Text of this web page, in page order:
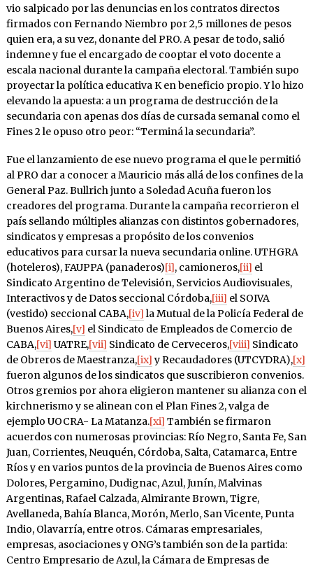
vio salpicado por las denuncias en los contratos directos
firmados con Fernando Niembro por 2,5 millones de pesos
quien era, a su vez, donante del PRO. A pesar de todo, salió
indemne y fue el encargado de cooptar el voto docente a
escala nacional durante la campaña electoral. También supo
proyectar la política educativa K en beneficio propio. Y lo hizo
elevando la apuesta: a un programa de destrucción de la
secundaria con apenas dos días de cursada semanal como el
Fines 2 le opuso otro peor: “Terminá la secundaria”.
Fue el lanzamiento de ese nuevo programa el que le permitió
al PRO dar a conocer a Mauricio más allá de los confines de la
General Paz. Bullrich junto a Soledad Acuña fueron los
creadores del programa. Durante la campaña recorrieron el
país sellando múltiples alianzas con distintos gobernadores,
sindicatos y empresas a propósito de los convenios
educativos para cursar la nueva secundaria online. UTHGRA
(hoteleros), FAUPPA (panaderos)[i], camioneros,[ii] el
Sindicato Argentino de Televisión, Servicios Audiovisuales,
Interactivos y de Datos seccional Córdoba,[iii] el SOIVA
(vestido) seccional CABA,[iv]la Mutual de la Policía Federal de
Buenos Aires,[v] el Sindicato de Empleados de Comercio de
CABA,[vi] UATRE,[vii] Sindicato de Cerveceros,[viii] Sindicato
de Obreros de Maestranza,[ix]y Recaudadores (UTCYDRA),[x]
fueron algunos de los sindicatos que suscribieron convenios.
Otros gremios por ahora eligieron mantener su alianza con el
kirchnerismo y se alinean con el Plan Fines 2, valga de
ejemplo UOCRA- La Matanza.[xi] También se firmaron
acuerdos con numerosas provincias: Río Negro, Santa Fe, San
Juan, Corrientes, Neuquén, Córdoba, Salta, Catamarca, Entre
Ríos y en varios puntos de la provincia de Buenos Aires como
Dolores, Pergamino, Dudignac, Azul, Junín, Malvinas
Argentinas, Rafael Calzada, Almirante Brown, Tigre,
Avellaneda, Bahía Blanca, Morón, Merlo, San Vicente, Punta
Indio, Olavarría, entre otros. Cámaras empresariales,
empresas, asociaciones y ONG’s también son de la partida:
Centro Empresario de Azul, la Cámara de Empresas de